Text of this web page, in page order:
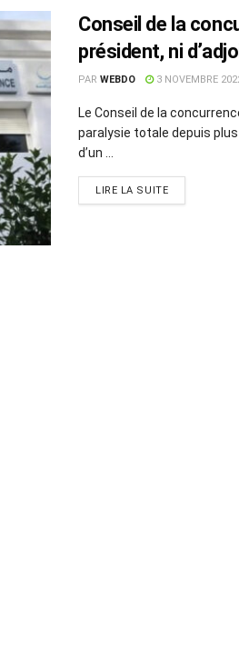
Conseil de la
président, ni
secrétaire général
PAR WEBDO 3 NOVEMBRE
Le Conseil de la
paralysie totale depuis
d’un ...
LIRE LA SUITE